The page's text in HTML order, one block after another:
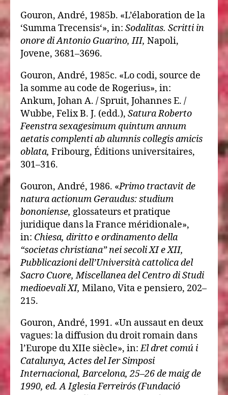
Gouron, André, 1985b. «L’élaboration de la
‘Summa Trecensis‘», in: Sodalitas. Scritti in
onore di Antonio Guarino, III, Napoli,
Jovene, 3681–3696.
Gouron, André, 1985c. «Lo codi, source de
la somme au code de Rogerius», in:
Ankum, Johan A. / Spruit, Johannes E. /
Wubbe, Felix B. J. (edd.), Satura Roberto
Feenstra sexagesimum quintum annum
aetatis complenti ab alumnis collegis amicis
oblata, Fribourg, Éditions universitaires,
301–316.
Gouron, André, 1986. «Primo tractavit de
natura actionum Geraudus: studium
bononiense, glossateurs et pratique
juridique dans la France méridionale»,
in: Chiesa, diritto e ordinamento della
“societas christiana” nei secoli XI e XII,
Pubblicazioni dell’Università cattolica del
Sacro Cuore, Miscellanea del Centro di Studi
medioevali XI, Milano, Vita e pensiero, 202–
215.
Gouron, André, 1991. «Un aussaut en deux
vagues: la diffusion du droit romain dans
l’Europe du XIIe siècle», in:El dret comú i
Catalunya, Actes del Ier Simposi
Internacional, Barcelona, 25–26 de maig de
1990, ed. A Iglesia Ferreirós (Fundació